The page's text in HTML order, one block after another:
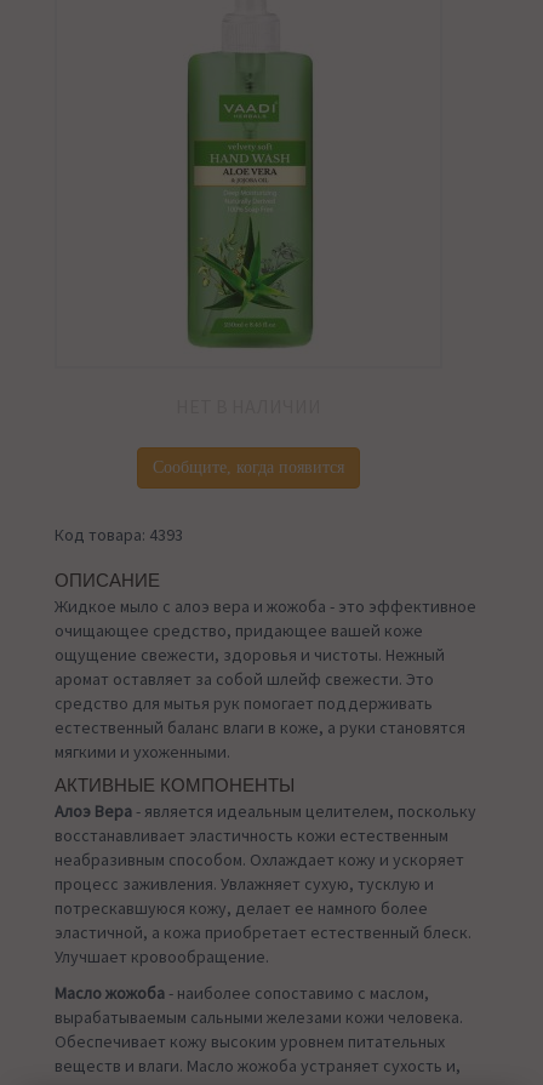
Сообщите, когда появится
Код товара: 4393
ОПИСАНИЕ
Жидкое мыло с алоэ вера и жожоба - это эффективное
очищающее средство, придающее вашей коже
ощущение свежести, здоровья и чистоты. Нежный
аромат оставляет за собой шлейф свежести. Это
средство для мытья рук помогает поддерживать
естественный баланс влаги в коже, а руки становятся
мягкими и ухоженными.
АКТИВНЫЕ КОМПОНЕНТЫ
Алоэ Вера - является идеальным целителем, поскольку
восстанавливает эластичность кожи естественным
неабразивным способом. Охлаждает кожу и ускоряет
процесс заживления. Увлажняет сухую, тусклую и
потрескавшуюся кожу, делает ее намного более
эластичной, а кожа приобретает естественный блеск.
Улучшает кровообращение.
Масло жожоба - наиболее сопоставимо с маслом,
вырабатываемым сальными железами кожи человека.
Обеспечивает кожу высоким уровнем питательных
веществ и влаги. Масло жожоба устраняет сухость и,